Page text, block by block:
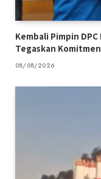
Kembali Pimpin DPC
Tegaskan
08/08/2026